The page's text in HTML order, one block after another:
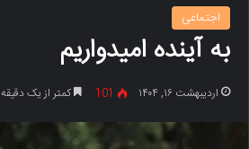
اجتماعی
به آینده امیدواریم
اردیبهشت ۱۶, ۱۴۰۴ 101 کمتر از یک دقیقه